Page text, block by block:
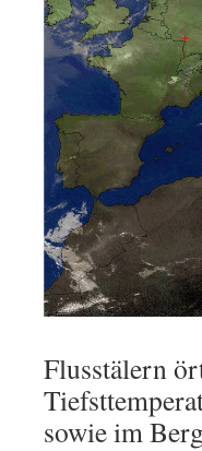
Flusstälern
sowie im